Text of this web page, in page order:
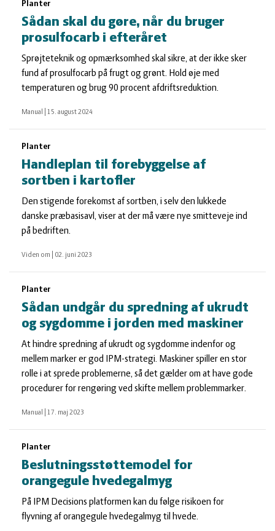
Planter
Sådan skal du gøre, når du bruger
prosulfocarb i efteråret
Sprøjteteknik og opmærksomhed skal sikre, at der ikke sker
fund af prosulfocarb på frugt og grønt. Hold øje med
temperaturen og brug 90 procent afdriftsreduktion.
Manual 15. august 2024
Planter
Handleplan til forebyggelse af
sortben i kartofler
Den stigende forekomst af sortben, i selv den lukkede
danske præbasisavl, viser at der må være nye smitteveje ind
på bedriften.
Viden om 02. juni 2023
Planter
Sådan undgår du spredning af ukrudt
og sygdomme i jorden med maskiner
At hindre spredning af ukrudt og sygdomme indenfor og
mellem marker er god IPM-strategi. Maskiner spiller en stor
rolle i at sprede problemerne, så det gælder om at have gode
procedurer for rengøring ved skifte mellem problemmarker.
Manual 17. maj 2023
Planter
Beslutningsstøttemodel for
orangegule hvedegalmyg
På IPM Decisions platformen kan du følge risikoen for
flyvning af orangegule hvedegalmyg til hvede.